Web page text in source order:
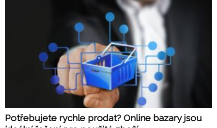
Potřebujete rychle prodat? Online bazary jsou